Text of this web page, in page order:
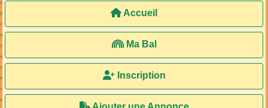
Accueil
Ma Bal
Inscription